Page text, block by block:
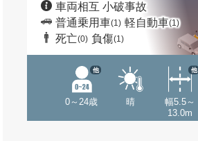
車両相互 小破事故
普通乗用車(1) 軽自動車(1)
死亡(0) 負傷(1)
0～24歳
他
晴
幅5.5～
13.0m
他